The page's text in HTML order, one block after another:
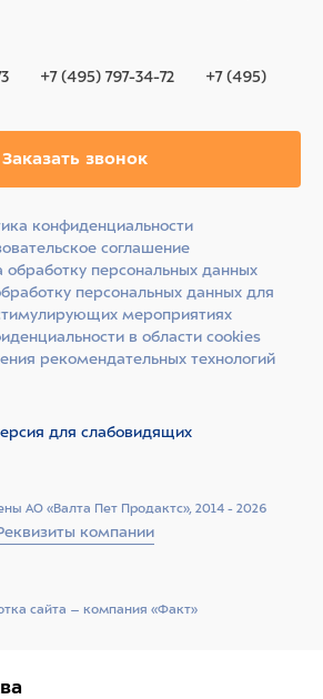
+7 (495) 797-34-72
+7 (495)
Заказать звонок
АО «Валта Пет Продактс», 2014 - 2026
компании
конфиденциальности
соглашение
обработку персональных данных
персональных данных для
мероприятиях
в области cookies
рекомендательных технологий
для слабовидящих
сайта –­ компания «Факт»